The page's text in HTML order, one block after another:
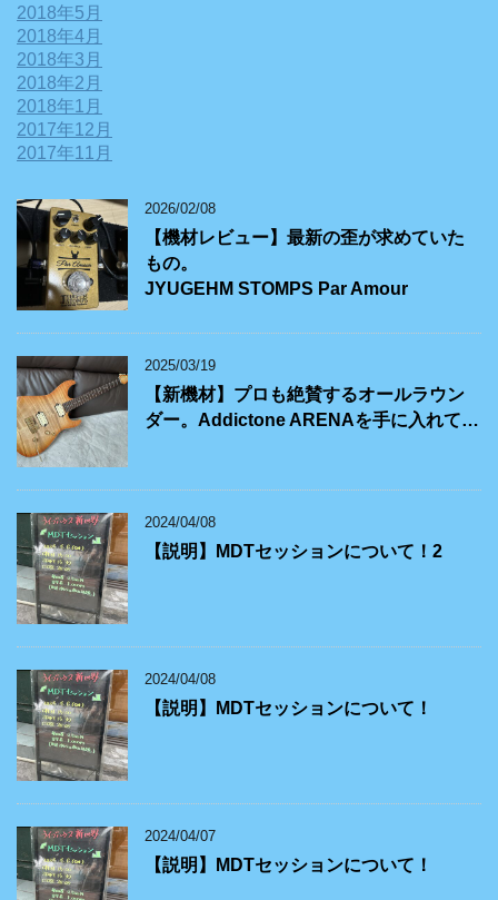
2018年5月
2018年4月
2018年3月
2018年2月
2018年1月
2017年12月
2017年11月
2026/02/08
【機材レビュー】最新の歪が求めていた
もの。
JYUGEHM STOMPS Par Amour
2025/03/19
【新機材】プロも絶賛するオールラウン
ダー。Addictone ARENAを手に入れて…
2024/04/08
【説明】MDTセッションについて！2
2024/04/08
【説明】MDTセッションについて！
2024/04/07
【説明】MDTセッションについて！